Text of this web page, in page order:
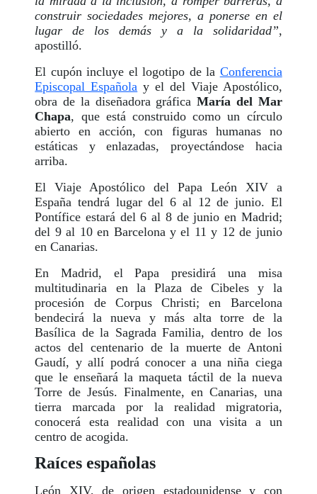
construir sociedades mejores, a ponerse en el
lugar de los demás y a la solidaridad”,
apostilló.
El cupón incluye el logotipo de la Conferencia
Episcopal Española y el del Viaje Apostólico,
obra de la diseñadora gráficaMaría del Mar
Chapa, que está construido como un círculo
abierto en acción, con figuras humanas no
estáticas y enlazadas, proyectándose hacia
arriba.
El Viaje Apostólico del Papa León XIV a
España tendrá lugar del 6 al 12 de junio. El
Pontífice estará del 6 al 8 de junio en Madrid;
del 9 al 10 en Barcelona y el 11 y 12 de junio
en Canarias.
En Madrid, el Papa presidirá una misa
multitudinaria en la Plaza de Cibeles y la
procesión de Corpus Christi; en Barcelona
bendecirá la nueva y más alta torre de la
Basílica de la Sagrada Familia, dentro de los
actos del centenario de la muerte de Antoni
Gaudí, y allí podrá conocer a una niña ciega
que le enseñará la maqueta táctil de la nueva
Torre de Jesús. Finalmente, en Canarias, una
tierra marcada por la realidad migratoria,
conocerá esta realidad con una visita a un
centro de acogida.
Raíces españolas
León XIV, de origen estadounidense y con